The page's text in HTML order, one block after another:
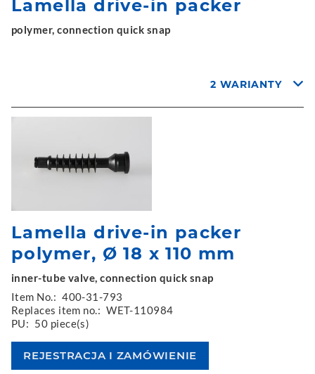
Lamella drive-in packer
polymer, connection quick snap
2 WARIANTY
Lamella drive-in packer
polymer, Ø 18 x 110 mm
inner-tube valve, connection quick snap
Item No.: 400-31-793
Replaces item no.: WET-110984
PU: 50 piece(s)